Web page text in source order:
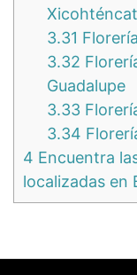
3.31
3.32
Guadalupe
3.33
3.34
4 Encuentra
localizadas en